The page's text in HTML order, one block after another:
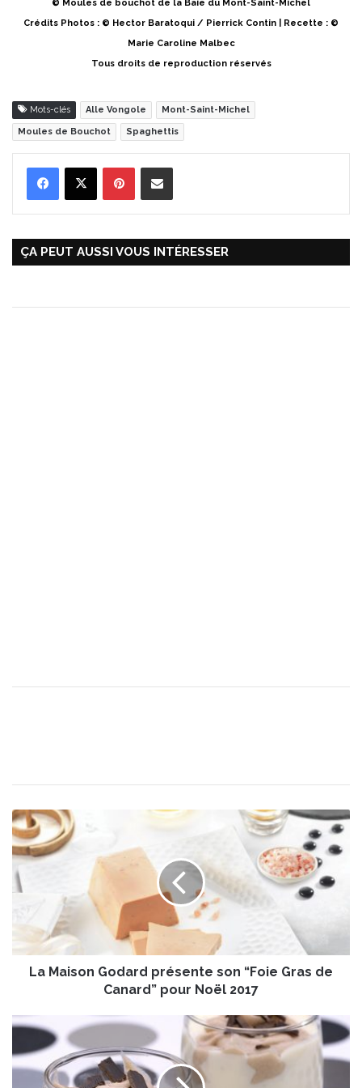
© Moules de bouchot de la Baie du Mont-Saint-Michel
Crédits Photos : © Hector Baratoqui / Pierrick Contin | Recette : ©
Marie Caroline Malbec
Tous droits de reproduction réservés
Mots-clés Alle Vongole Mont-Saint-Michel
Moules de Bouchot Spaghettis
ÇA PEUT AUSSI VOUS INTÉRESSER
L
a
M
a
G
r
p
r
La Maison Godard présente son “Foie Gras de
Canard” pour Noël 2017
D
o